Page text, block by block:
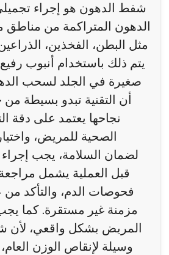
شفط الدهون هو إجراء
الدهون المتراكمة من
مثل البطن، الفخذين،
يتم ذلك باستخدام أنبوب
صغيرة في الجلد لسحب
أن التقنية تبدو بسيطة من
نجاحها يعتمد على دقة
الصحية للمريض،
لضمان السلامة، يجب
قبل العملية يشمل
فحوصات الدم، والتأكد
مزمنة غير مستقرة. كما
المريض بشكل واقعي،
وسيلة لإنقاص الوزن